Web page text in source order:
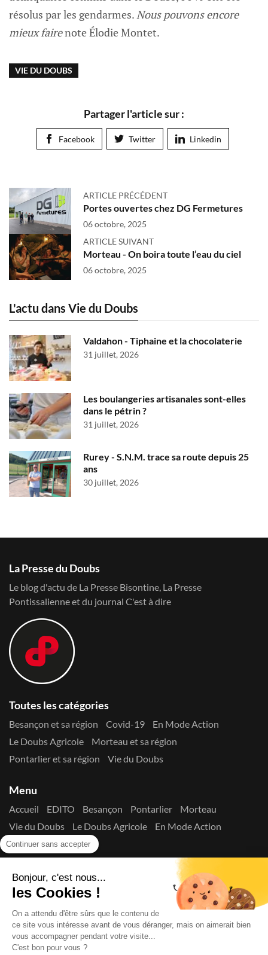
Continuer sans accepter
Bonjour, c'est nous...
les Cookies !
On a attendu d'être sûrs que le contenu de
ce site vous intéresse avant de vous déranger, mais on aimerait bien
vous accompagner pendant votre visite...
C'est bon pour vous ?
résolus par les gendarmes.Nous pouvons encore
mieux fairenote Élodie Montet.
VIE DU DOUBS
Partager l'article sur :
Facebook Twitter Linkedin
ARTICLE PRÉCÉDENT
Portes ouvertes chez DG Fermetures
06 octobre, 2025
ARTICLE SUIVANT
Morteau - On boira toute l’eau du ciel
06 octobre, 2025
L'actu dans Vie du Doubs
Valdahon - Tiphaine et la chocolaterie
31 juillet, 2026
Les boulangeries artisanales sont-elles
dans le pétrin ?
31 juillet, 2026
Rurey - S.N.M. trace sa route depuis 25
ans
30 juillet, 2026
La Presse du Doubs
Le blog d'actu de La Presse Bisontine, La Presse
Pontissalienne et du journal C'est à dire
Toutes les catégories
Besançon et sa région Covid-19
En Mode Action
Le Doubs Agricole
Morteau et sa région
Pontarlier et sa région
Vie du Doubs
Menu
Accueil EDITO Besançon Pontarlier
Morteau
Vie du Doubs
Le Doubs Agricole
En Mode Action
Contactez-nous !
Suivez-nous sur les réseaux
Copyright © 2026 La Presse du Doubs